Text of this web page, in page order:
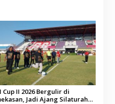
Cup II 2026 Bergulir di
Jadi Ajang Silaturahmi